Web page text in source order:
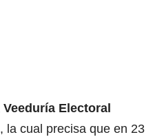
Veeduría Electoral
, la cual precisa que en 23